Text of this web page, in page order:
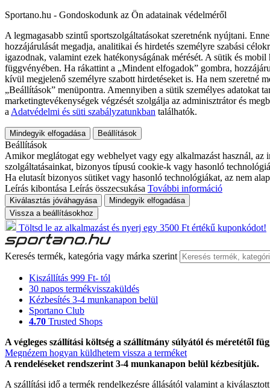
Sportano.hu - Gondoskodunk az Ön adatainak védelméről
A legmagasabb szintű sportszolgáltatásokat szeretnénk nyújtani.
hozzájárulását megadja, analitikai és hirdetés személyre szabási
igazodnak, valamint ezek hatékonyságának mérését. A sütik és
függvényében. Ha rákattint a „Mindent elfogadok” gombra,
kívül megjelenő személyre szabott hirdetéseket is. Ha nem szeretné
„Beállítások” menüpontra. Amennyiben a sütik személyes adatokat
marketingtevékenységek végzését szolgálja az adminisztrátor és
a Adatvédelmi és süti szabályzatunkban találhatók.
Mindegyik elfogadása Beállítások
Beállítások
Amikor meglátogat egy webhelyet vagy egy alkalmazást használ,
szolgáltatásainkat, bizonyos típusú cookie-k vagy hasonló
Ha elutasít bizonyos sütiket vagy hasonló technológiákat, az nem
Leírás kibontása Leírás összecsukása További információ
Kiválasztás jóváhagyása
Mindegyik elfogadása
Vissza a beállításokhoz
Töltsd le az alkalmazást és nyerj egy 3500 Ft értékű kuponkódot!
Keresés termék, kategória vagy márka szerint
Kiszállítás 999 Ft- tól
30 napos termékvisszaküldés
Kézbesítés 3-4 munkanapon belül
Sportano Club
4.70 Trusted Shops
A végleges szállítási költség a szállítmány súlyától és méretétől
Megnézem hogyan küldhetem vissza a terméket
A rendeléseket rendszerint 3-4 munkanapon belül kézbesítjük.
A szállítási idő a termék rendelkezésre állásától valamint a